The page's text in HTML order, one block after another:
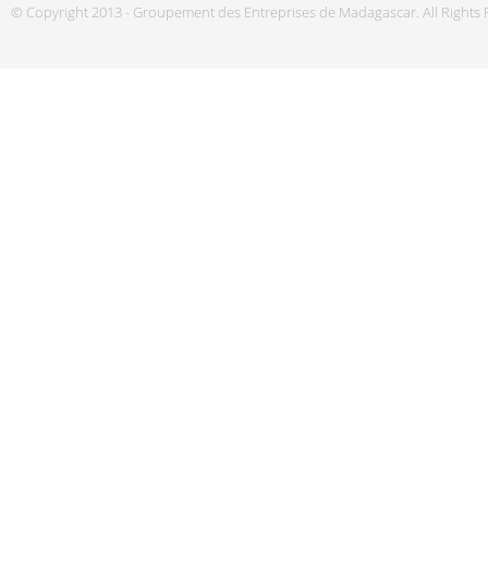
© Copyright 2013 - Groupement des Entreprises de Madagascar. All Rights